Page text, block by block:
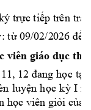
trực tiếp trên tra
từ 09/02/2026 đế
c viên giáo dục
12 đang học tại
luyện học kỳ I
học viên giỏi của